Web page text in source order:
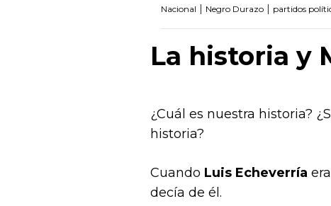
Nacional | Negro Durazo | partidos
La historia y
¿Cuál es nuestra historia?
historia?
Cuando Luis Echeverría
decía de él.